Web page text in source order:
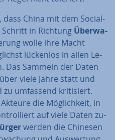
China mit dem Social-
in Richtung Über­wa­
wolle ihre Macht
lückenlos in allen Le­
Das Sammeln der Daten
viele Jahre statt und
zu umfassend kri­ti­siert.
die Mög­lich­keit, in
auf viele Daten zu­
werden die Chinesen